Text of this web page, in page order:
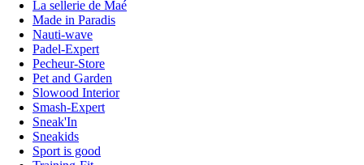
La sellerie de Maé
Made in Paradis
Nauti-wave
Padel-Expert
Pecheur-Store
Pet and Garden
Slowood Interior
Smash-Expert
Sneak'In
Sneakids
Sport is good